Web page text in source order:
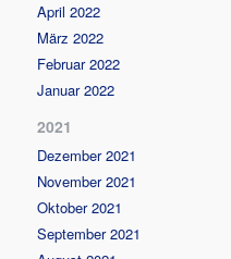
April 2022
März 2022
Februar 2022
Januar 2022
2021
Dezember 2021
November 2021
Oktober 2021
September 2021